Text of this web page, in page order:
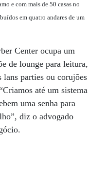
e com mais de 50 casas no
em quatro andares de um
Center ocupa um
de lounge para leitura,
lans parties ou corujões
até um sistema
uma senha para
diz o advogado